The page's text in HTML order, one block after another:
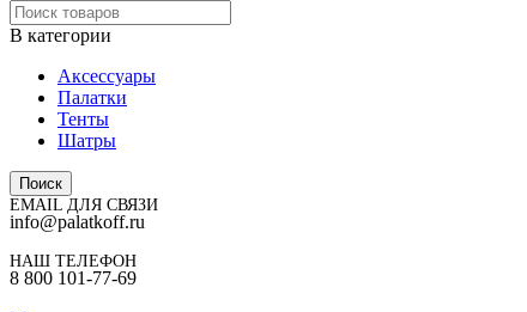
В категории
Аксессуары
Палатки
Тенты
Шатры
Поиск
EMAIL ДЛЯ СВЯЗИ
info@palatkoff.ru
НАШ ТЕЛЕФОН
8 800 101-77-69